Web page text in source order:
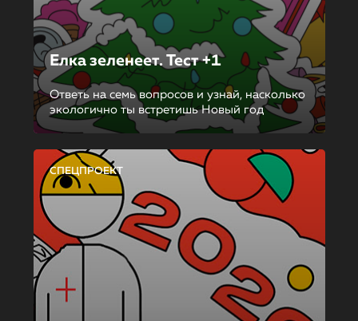
Елка зеленеет. Тест +1
Ответь на семь вопросов и узнай, насколько
экологично ты встретишь Новый год
СПЕЦПРОЕКТ